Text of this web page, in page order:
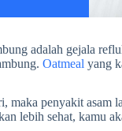
adalah gejala
Oatmeal yang
maka penyakit asam
lebih sehat, kamu